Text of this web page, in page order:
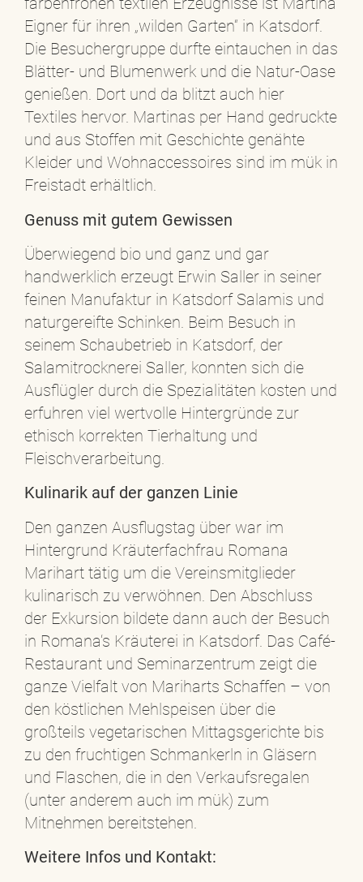
Eigner für ihren „wilden Garten“ in Katsdorf.
Die Besuchergruppe durfte eintauchen in das
Blätter- und Blumenwerk und die Natur-Oase
genießen. Dort und da blitzt auch hier
Textiles hervor. Martinas per Hand gedruckte
und aus Stoffen mit Geschichte genähte
Kleider und Wohnaccessoires sind im mük in
Freistadt erhältlich.
Genuss mit gutem Gewissen
Überwiegend bio und ganz und gar
handwerklich erzeugt Erwin Saller in seiner
feinen Manufaktur in Katsdorf Salamis und
naturgereifte Schinken. Beim Besuch in
seinem Schaubetrieb in Katsdorf, der
Salamitrocknerei Saller, konnten sich die
Ausflügler durch die Spezialitäten kosten und
erfuhren viel wertvolle Hintergründe zur
ethisch korrekten Tierhaltung und
Fleischverarbeitung.
Kulinarik auf der ganzen Linie
Den ganzen Ausflugstag über war im
Hintergrund Kräuterfachfrau Romana
Marihart tätig um die Vereinsmitglieder
kulinarisch zu verwöhnen. Den Abschluss
der Exkursion bildete dann auch der Besuch
in Romana‘s Kräuterei in Katsdorf. Das Café-
Restaurant und Seminarzentrum zeigt die
ganze Vielfalt von Mariharts Schaffen – von
den köstlichen Mehlspeisen über die
großteils vegetarischen Mittagsgerichte bis
zu den fruchtigen Schmankerln in Gläsern
und Flaschen, die in den Verkaufsregalen
(unter anderem auch im mük) zum
Mitnehmen bereitstehen.
Weitere Infos und Kontakt: